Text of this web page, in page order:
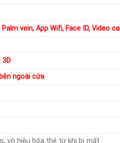
Palm vein, App Wifi, Face ID, Video call
3D
ngoài cửa
vô hiệu hóa thẻ từ khi bị mất